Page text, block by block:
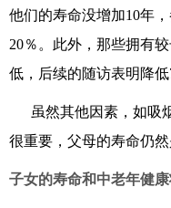
他们的寿命没增加10年
20％。此外，那些拥有
低， 后续的随访表明降低
虽然其他因素， 如吸
很重要 ，父母的寿命仍
子女的寿命和中老年健